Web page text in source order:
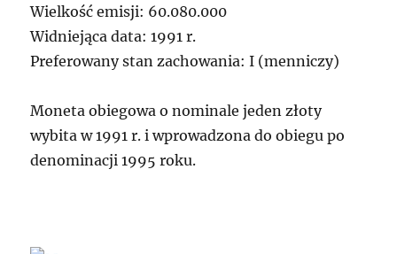
Wielkość emisji: 60.080.000
Widniejąca data: 1991 r.
Preferowany stan zachowania: I (menniczy)
Moneta obiegowa o nominale jeden złoty
wybita w 1991 r. i wprowadzona do obiegu po
denominacji 1995 roku.